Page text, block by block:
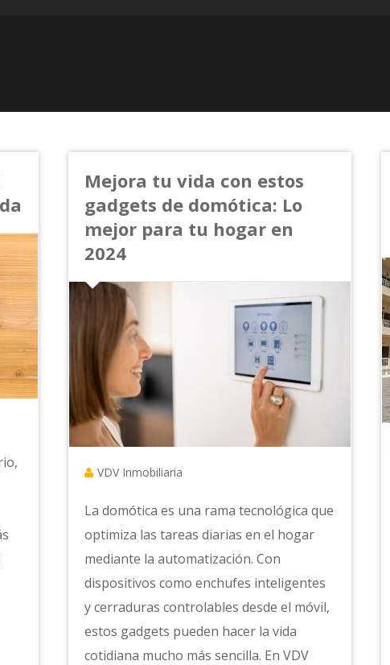
Mejora tu vida con estos
gadgets de domótica: Lo
mejor para tu hogar en
2024
VDV Inmobiliaria
La domótica es una rama tecnológica que
optimiza las tareas diarias en el hogar
mediante la automatización. Con
dispositivos como enchufes inteligentes
y cerraduras controlables desde el móvil,
estos gadgets pueden hacer la vida
cotidiana mucho más sencilla. En VDV